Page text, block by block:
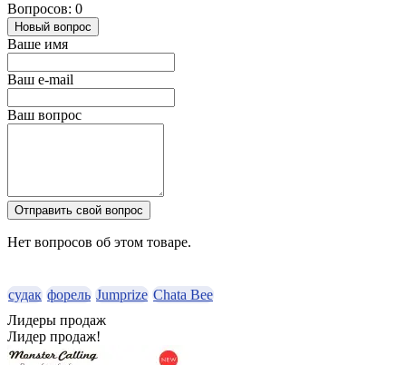
Вопросов: 0
Новый вопрос
Ваше имя
Ваш e-mail
Ваш вопрос
Отправить свой вопрос
Нет вопросов об этом товаре.
судак форель Jumprize Chata Bee
Лидеры продаж
Лидер продаж!